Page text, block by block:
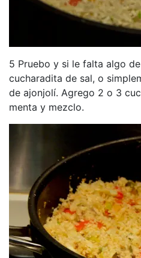
5 Pruebo y si le falta algo
cucharadita de sal, o
de ajonjolí. Agrego 2 o 3
menta y mezclo.